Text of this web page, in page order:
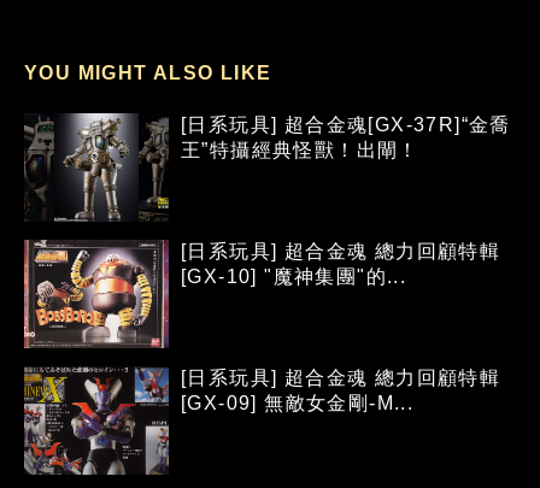
YOU MIGHT ALSO LIKE
[日系玩具] 超合金魂[GX-37R]“金喬
王”特攝經典怪獸！出閘！
[日系玩具] 超合金魂 總力回顧特輯
[GX-10] "魔神集團"的...
[日系玩具] 超合金魂 總力回顧特輯
[GX-09] 無敵女金剛-M...